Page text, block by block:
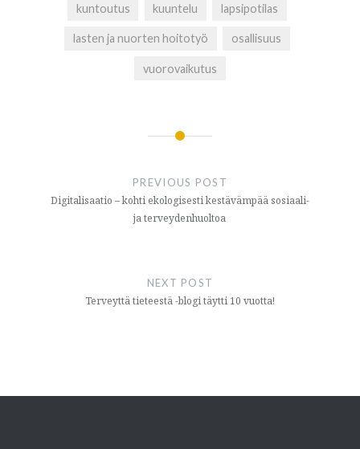
kuntoutus kuuntelu lapsipotilas
lasten ja nuorten hoitotyö osallisuus
vuorovaikutus
PREVIOUS POST
Digitalisaatio – kohti ekologisesti kestävämpää sosiaali-
ja terveydenhuoltoa
NEXT POST
Terveyttä tieteestä -blogi täytti 10 vuotta!